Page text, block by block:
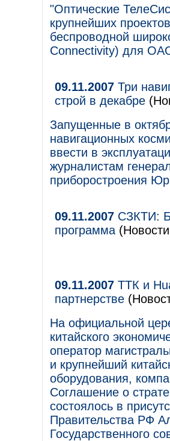
"Оптические
крупнейших
беспроводной
Connectivity) для
09.11.2007 Три
строй в декабре
Запущенные в
навигационных
ввести в
журналистам
приборостроения
09.11.2007 СЗКТИ:
программа
09.11.2007 ТТК и
партнерстве
На официальной
китайского
оператор
и крупнейший
оборудования,
Соглашение о
состоялось в
Правительства РФ
Государственного